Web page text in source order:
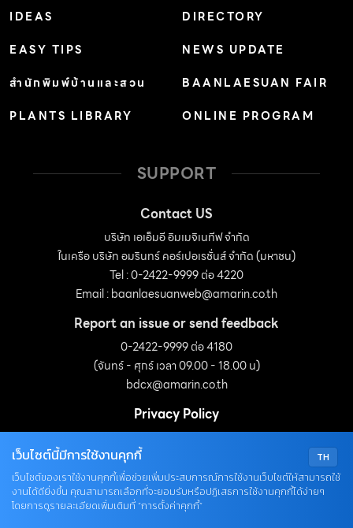
IDEAS
EASY TIPS
สำนักพิมพ์บ้านและสวน
PLANTS LIBRARY
DIRECTORY
NEWS UPDATE
BAANLAESUAN FAIR
ONLINE PROGRAM
SUPPORT
Contact US
บริษัท เอเอ็มอี อิมเมจิเนทีฟ จำกัด
ในเครือ บริษัท อมรินทร์ คอร์เปอเรชั่นส์ จำกัด (มหาชน)
Tel : 0-2422-9999 ต่อ 4220
Email :baanlaesuanweb@amarin.co.th
Report an issue or send feedback
0-2422-9999 ต่อ 4180
(จันทร์ - ศุกร์ เวลา 09.00 - 18.00 น)
bdcx@amarin.co.th
Privacy Policy
OUR SOCIALS
TH
เว็บไซต์นี้มีการใช้งานคุกกี้
เว็บไซต์ของเราใช้งานคุกกี้เพื่อช่วยเพิ่มประสบการณ์การใช้งานเว็บไซต์ให้สามารถใช้
งานได้ดียิ่งขึ้น คุณสามารถเลือกที่จะยอมรับหรือปฏิเสธการใช้งานคุกกี้ได้ง่ายๆ
โดยการดูรายละเอียดเพิ่มเติมที่ “การตั้งค่าคุกกี้”